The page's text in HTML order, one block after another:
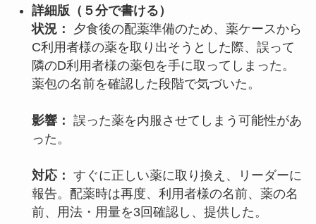
詳細版（ ５分で書ける）
状況：
夕食後の配薬準備のため、薬ケースから
C利用者様の薬を取り出そうとした際、誤って
隣のD利用者様の薬包を手に取ってしまった。
薬包の名前を確認した段階で気づいた。
影響： 誤った薬を内服させてしまう可能性があ
った。
対応： すぐに正しい薬に取り換え、リーダーに
報告。配薬時は再度、利用者様の名前、薬の名
前、用法・用量を3回確認し、提供した。